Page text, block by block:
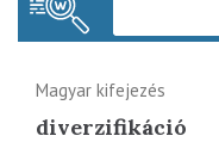
Magyar kifejezés
diverzifikáció